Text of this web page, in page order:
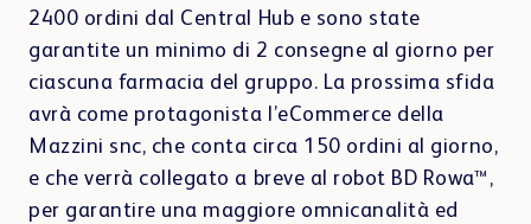
2400 ordini dal Central Hub e sono state
garantite un minimo di 2 consegne al giorno per
ciascuna farmacia del gruppo. La prossima sfida
avrà come protagonista l’eCommerce della
Mazzini snc, che conta circa 150 ordini al giorno,
e che verrà collegato a breve al robot BD Rowa™,
per garantire una maggiore omnicanalità ed